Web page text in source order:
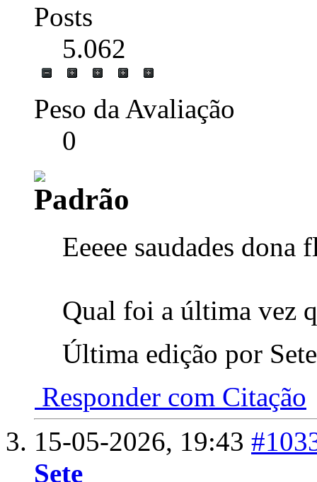
Posts
5.062
Peso da Avaliação
0
Eeeee saudades
Qual foi a última vez
Última edição por
Responder com Citação
15-05-2026, 19:43
Sete